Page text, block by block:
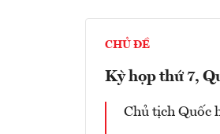
CHỦ ĐỀ
Kỳ họp thứ 7,
Chủ tịch Quốc